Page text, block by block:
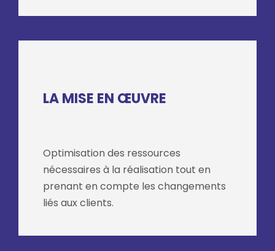
LA MISE EN ŒUVRE
Optimisation des ressources
nécessaires à la réalisation tout en
prenant en compte les changements
liés aux clients.